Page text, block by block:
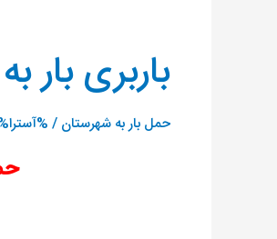
باربری بار
حمل بار به شهرستان /
باربری
بار
استان